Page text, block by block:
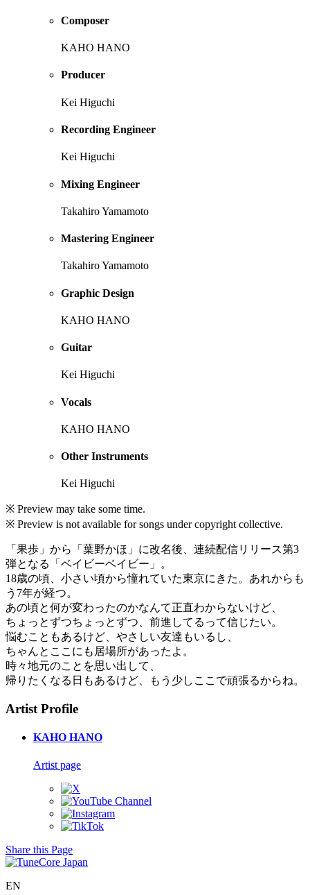
Composer
KAHO HANO
Producer
Kei Higuchi
Recording Engineer
Kei Higuchi
Mixing Engineer
Takahiro Yamamoto
Mastering Engineer
Takahiro Yamamoto
Graphic Design
KAHO HANO
Guitar
Kei Higuchi
Vocals
KAHO HANO
Other Instruments
Kei Higuchi
※ Preview may take some time.
※ Preview is not available for songs under copyright collective.
「果歩」から「葉野かほ」に改名後、連続配信リリース第3
弾となる「ベイビーベイビー」。
18歳の頃、小さい頃から憧れていた東京にきた。あれからも
う7年が経つ。
あの頃と何が変わったのかなんて正直わからないけど、
ちょっとずつちょっとずつ、前進してるって信じたい。
悩むこともあるけど、やさしい友達もいるし、
ちゃんとここにも居場所があったよ。
時々地元のことを思い出して、
帰りたくなる日もあるけど、もう少しここで頑張るからね。
Artist Profile
KAHO HANO
Artist page
Share this Page
EN